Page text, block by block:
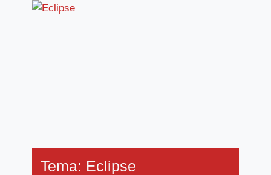
Tema: Eclipse